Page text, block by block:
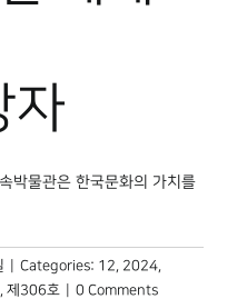
자
박물관은 한국문화의 가치를
Categories: 12 2024
제306호
0 Comments